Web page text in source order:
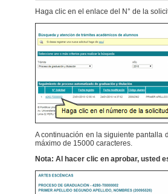
Haga clic en el enlace del N° de la
A continuación en la siguiente pantalla
máximo de 15000 caracteres.
Nota: Al hacer clic en aprobar, usted